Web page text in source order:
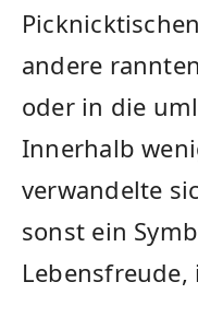
andere
oder in die
Innerhalb
verwandelte
sonst ein